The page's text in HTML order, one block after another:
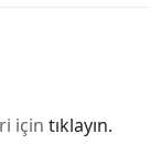
için tıklayın.